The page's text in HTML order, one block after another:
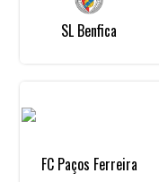
SL Benfica
FC Paços Ferreira